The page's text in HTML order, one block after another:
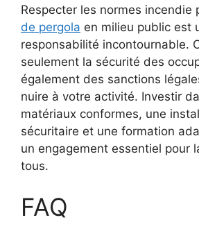
Respecter les normes incendie
de pergola en milieu public est
responsabilité incontournable.
seulement la sécurité des
également des sanctions
nuire à votre activité. Investir
matériaux conformes, une
sécuritaire et une formation
un engagement essentiel pour
tous.
FAQ